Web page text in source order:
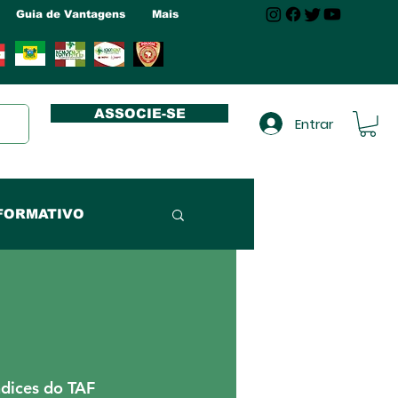
Guia de Vantagens Mais
ASSOCIE-SE
Entrar
do TAF